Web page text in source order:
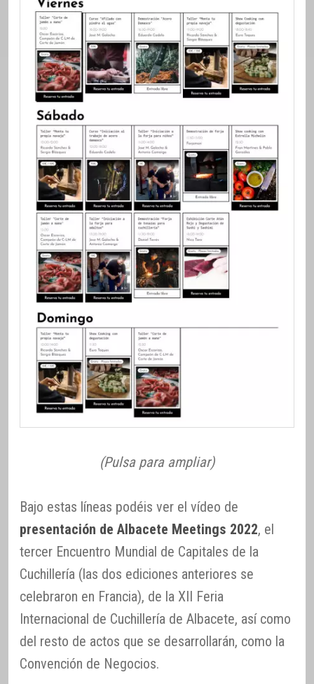
(Pulsa para ampliar)
Bajo estas líneas podéis ver el vídeo de
presentación de Albacete Meetings 2022, el
tercer Encuentro Mundial de Capitales de la
Cuchillería (las dos ediciones anteriores se
celebraron en Francia), de la XII Feria
Internacional de Cuchillería de Albacete, así como
del resto de actos que se desarrollarán, como la
Convención de Negocios.